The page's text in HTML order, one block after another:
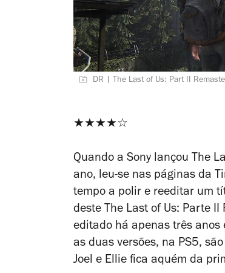
DR | The Last of Us: Part II
★★★★☆
Quando a Sony lançou The
ano, leu-se nas páginas da
tempo a polir e reeditar um
deste The Last of Us: Parte II
editado há apenas três anos
as duas versões, na PS5,
Joel e Ellie fica aquém da